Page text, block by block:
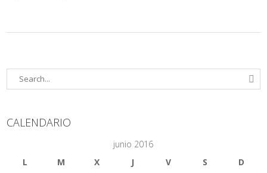
CALENDARIO
junio 2016
L
M X J V S
D